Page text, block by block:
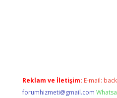
Reklam ve İletişim: E-mail:
forumhizmeti@gmail.com